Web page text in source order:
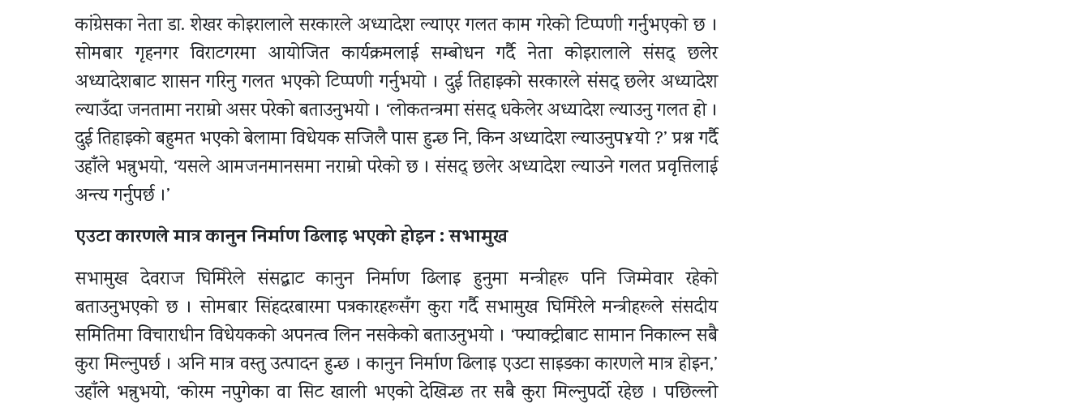
कांग्रेसका नेता डा. शेखर कोइरालाले सरकारले अध्यादेश ल्याएर गलत काम गरेको टिप्पणी गर्नुभएको छ ।
सोमबार गृहनगर विराटगरमा आयोजित कार्यक्रमलाई सम्बोधन गर्दै नेता कोइरालाले संसद् छलेर
अध्यादेशबाट शासन गरिनु गलत भएको टिप्पणी गर्नुभयो । दुई तिहाइको सरकारले संसद् छलेर अध्यादेश
ल्याउँदा जनतामा नराम्रो असर परेको बताउनुभयो । ‘लोकतन्त्रमा संसद् धकेलेर अध्यादेश ल्याउनु गलत हो ।
दुई तिहाइको बहुमत भएको बेलामा विधेयक सजिलै पास हुन्छ नि, किन अध्यादेश ल्याउनुप¥यो ?’ प्रश्न गर्दै
उहाँले भन्नुभयो, ‘यसले आमजनमानसमा नराम्रो परेको छ । संसद् छलेर अध्यादेश ल्याउने गलत प्रवृत्तिलाई
अन्त्य गर्नुपर्छ ।’
एउटा कारणले मात्र कानुन निर्माण ढिलाइ भएको होइन : सभामुख
सभामुख देवराज घिमिरेले संसद्बाट कानुन निर्माण ढिलाइ हुनुमा मन्त्रीहरू पनि जिम्मेवार रहेको
बताउनुभएको छ । सोमबार सिंहदरबारमा पत्रकारहरूसँग कुरा गर्दै सभामुख घिमिरेले मन्त्रीहरूले संसदीय
समितिमा विचाराधीन विधेयकको अपनत्व लिन नसकेको बताउनुभयो । ‘फ्याक्ट्रीबाट सामान निकाल्न सबै
कुरा मिल्नुपर्छ । अनि मात्र वस्तु उत्पादन हुन्छ । कानुन निर्माण ढिलाइ एउटा साइडका कारणले मात्र होइन,’
उहाँले भन्नुभयो, ‘कोरम नपुगेका वा सिट खाली भएको देखिन्छ तर सबै कुरा मिल्नुपर्दो रहेछ । पछिल्लो